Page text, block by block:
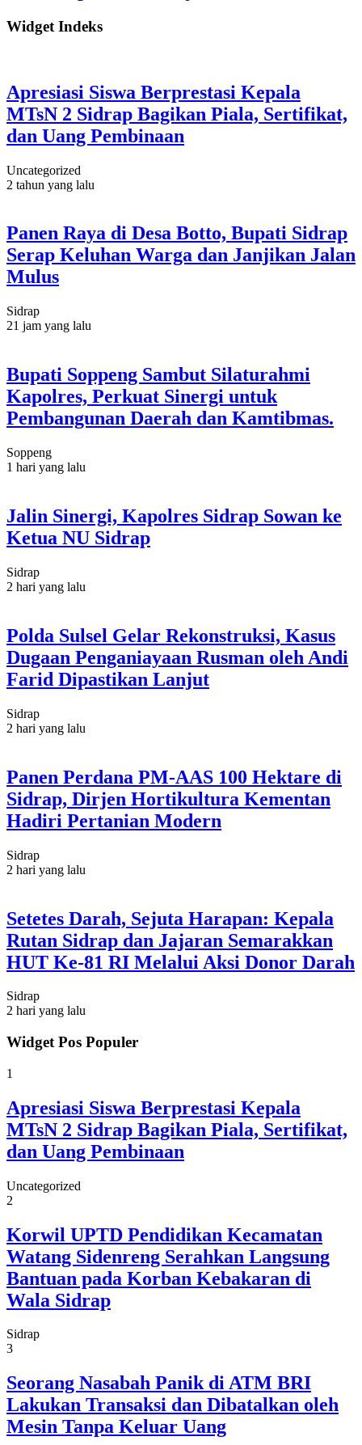
Widget Indeks
Apresiasi Siswa Berprestasi Kepala
MTsN 2 Sidrap Bagikan Piala, Sertifikat,
dan Uang Pembinaan
Uncategorized
2 tahun yang lalu
Panen Raya di Desa Botto, Bupati Sidrap
Serap Keluhan Warga dan Janjikan Jalan
Mulus
Sidrap
21 jam yang lalu
Bupati Soppeng Sambut Silaturahmi
Kapolres, Perkuat Sinergi untuk
Pembangunan Daerah dan Kamtibmas.
Soppeng
1 hari yang lalu
Jalin Sinergi, Kapolres Sidrap Sowan ke
Ketua NU Sidrap
Sidrap
2 hari yang lalu
Polda Sulsel Gelar Rekonstruksi, Kasus
Dugaan Penganiayaan Rusman oleh Andi
Farid Dipastikan Lanjut
Sidrap
2 hari yang lalu
Panen Perdana PM-AAS 100 Hektare di
Sidrap, Dirjen Hortikultura Kementan
Hadiri Pertanian Modern
Sidrap
2 hari yang lalu
Setetes Darah, Sejuta Harapan: Kepala
Rutan Sidrap dan Jajaran Semarakkan
HUT Ke-81 RI Melalui Aksi Donor Darah
Sidrap
2 hari yang lalu
Widget Pos Populer
1
Apresiasi Siswa Berprestasi Kepala
MTsN 2 Sidrap Bagikan Piala, Sertifikat,
dan Uang Pembinaan
Uncategorized
2
Korwil UPTD Pendidikan Kecamatan
Watang Sidenreng Serahkan Langsung
Bantuan pada Korban Kebakaran di
Wala Sidrap
Sidrap
3
Seorang Nasabah Panik di ATM BRI
Lakukan Transaksi dan Dibatalkan oleh
Mesin Tanpa Keluar Uang